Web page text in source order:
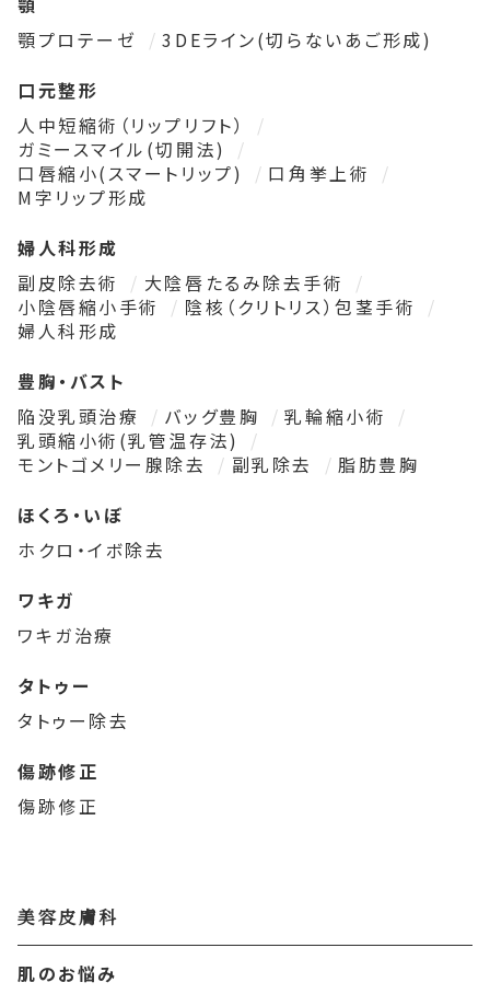
顎プロテーゼ
3DEライン(切らないあご形成)
口元整形
人中短縮術（リップリフト）
ガミースマイル(切開法)
口唇縮小(スマートリップ)
口角挙上術
M字リップ形成
婦人科形成
副皮除去術
大陰唇たるみ除去手術
小陰唇縮小手術
陰核（クリトリス）包茎手術
婦人科形成
豊胸・バスト
陥没乳頭治療
バッグ豊胸
乳輪縮小術
乳頭縮小術(乳管温存法)
モントゴメリー腺除去
副乳除去
脂肪豊胸
ほくろ・いぼ
ホクロ・イボ除去
ワキガ
ワキガ治療
タトゥー
タトゥー除去
傷跡修正
傷跡修正
美容皮膚科
肌のお悩み